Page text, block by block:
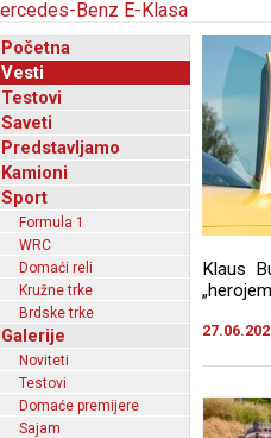
Početna
Vesti
Testovi
Saveti
Predstavljamo
Kamioni
Sport
Formula 1
WRC
Domaći reli
Kružne trke
Brdske trke
Galerije
Noviteti
Testovi
Domaće premijere
Sajam
Klaus